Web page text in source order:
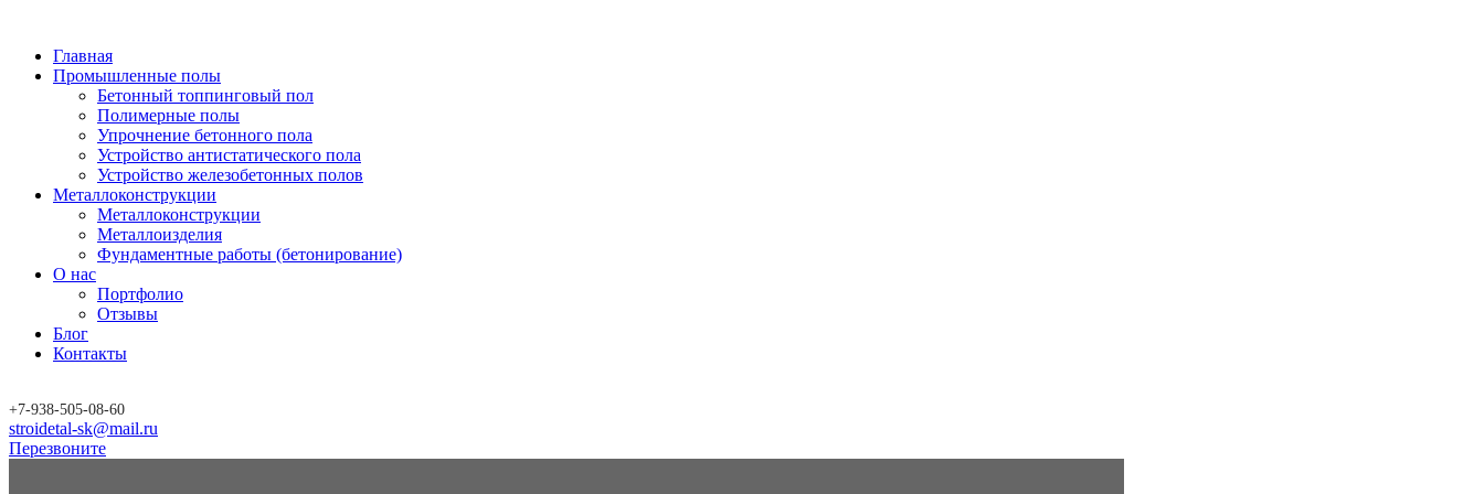
Главная
Промышленные полы
Бетонный топпинговый пол
Полимерные полы
Упрочнение бетонного пола
Устройство антистатического пола
Устройство железобетонных полов
Металлоконструкции
Металлоконструкции
Металлоизделия
Фундаментные работы (бетонирование)
О нас
Портфолио
Отзывы
Блог
Контакты
+7-938-505-08-60
stroidetal-sk@mail.ru
Перезвоните